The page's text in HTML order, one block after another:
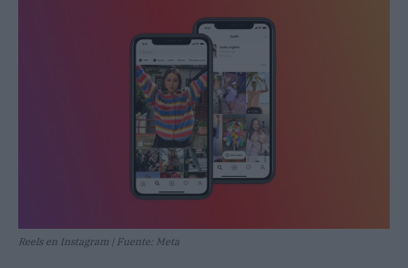
Reels en Instagram | Fuente: Meta